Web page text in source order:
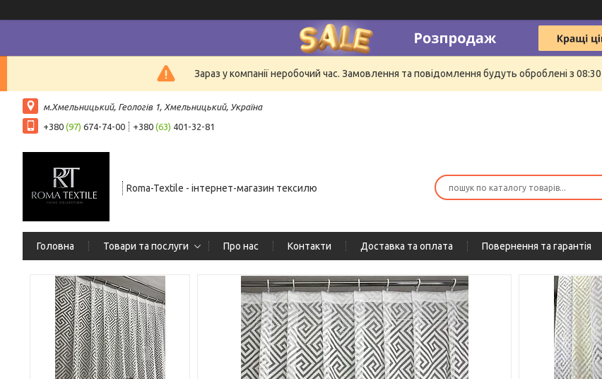
Зараз у компанії неробочий час. Замовлення та повідомлення будуть оброблені з
м.Хмельницький, Геологів 1, Хмельницький, Україна
+380 (97) 674-74-00 +380 (63) 401-32-81
Roma-Textile - інтернет-магазин тексилю
Головна Товари та послуги Про нас Контакти Доставка та оплата Повернення та гарантія